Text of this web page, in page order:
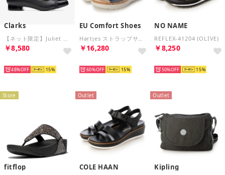
Clarks
￥8,580
48% 15
EU Comfort Shoes
￥16,280
60% 15
NO NAME
REFLEX-41204 (OLIVE)
￥8,250
50% 15
Store
fitflop
Outlet
COLE HAAN
Outlet
Kipling